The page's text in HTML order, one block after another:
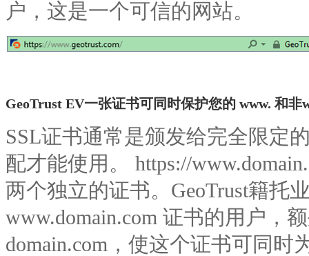
户，这是一个可信的网站。
GeoTrust EV一张证书可同时保护您的 www. 和非
SSL证书通常是颁发给完全限定
配才能使用。 https://
两个独立的证书。GeoTrust籍托
www.domain.com 证书的用户，
domain.com，使这个证书可同时